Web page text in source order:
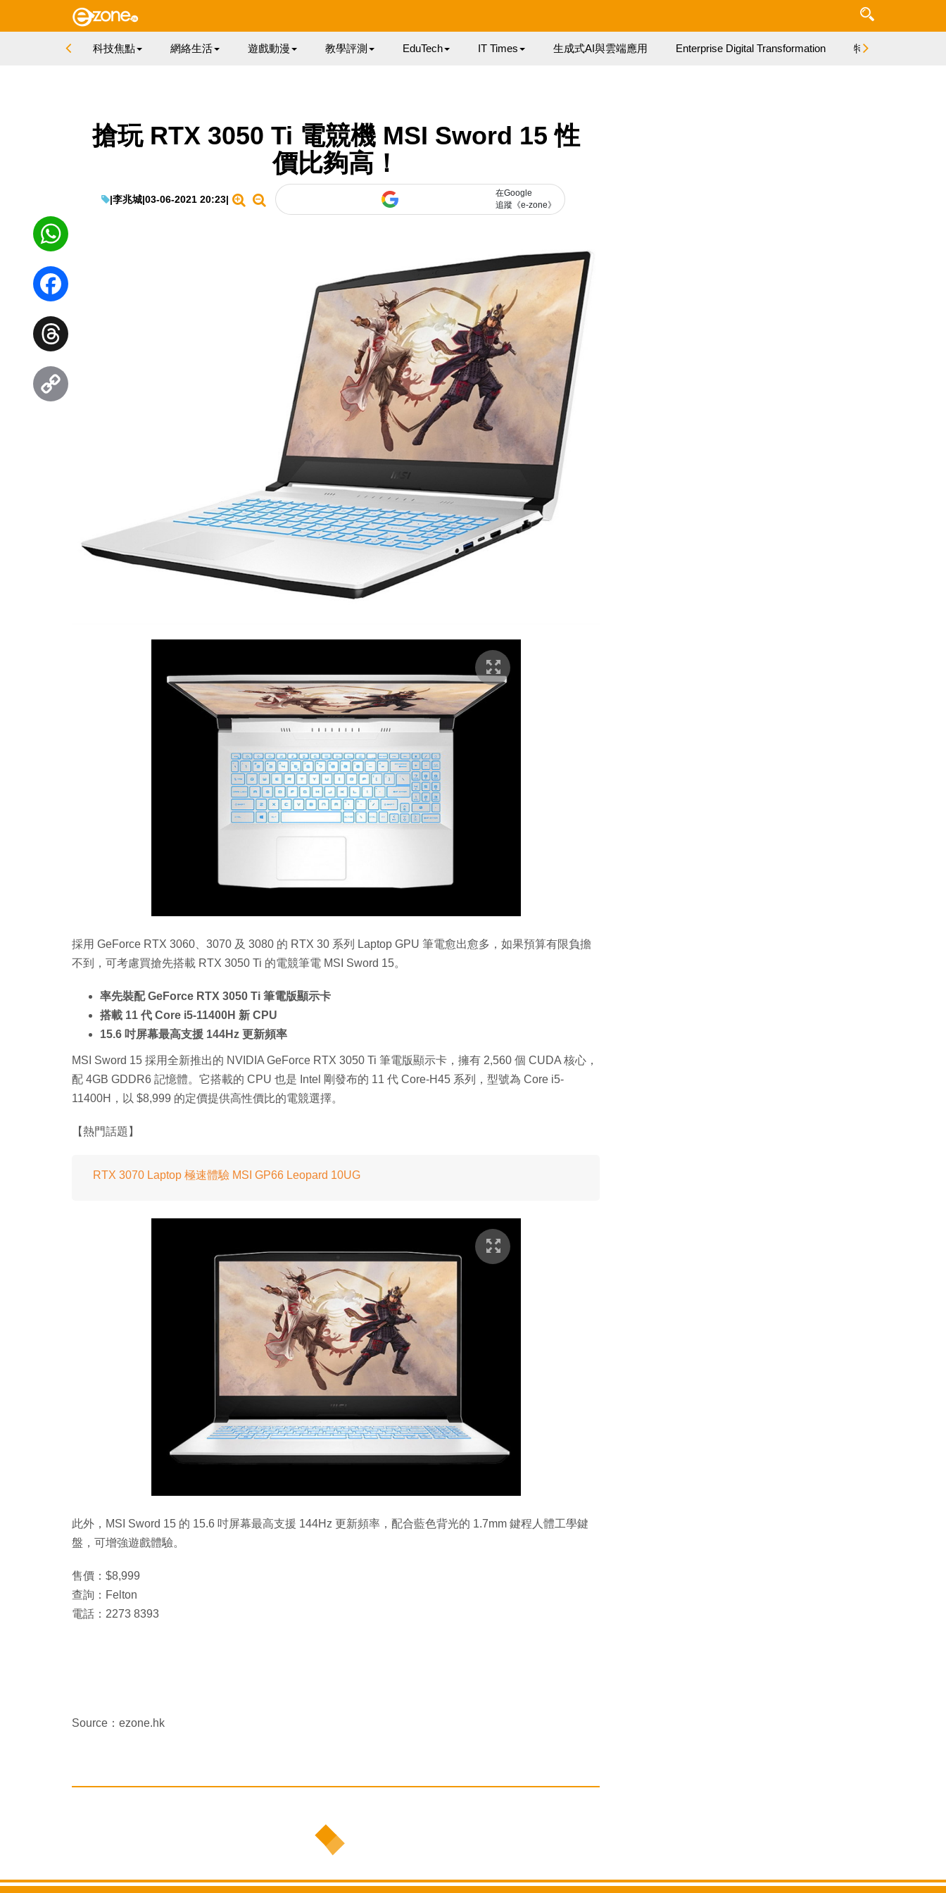
科技焦點 網絡生活 遊戲動漫 教學評測 EduTech IT Times 生成式AI與雲端應用 Enterprise Digital Transformation 特集
搶玩 RTX 3050 Ti 電競機 MSI Sword 15 性
價比夠高！
|李兆城|03-06-2021 20:23|
在Google
追蹤《e-zone》
採用 GeForce RTX 3060、3070 及 3080 的 RTX 30 系列 Laptop GPU 筆電愈出愈多，如果預算有限負擔
不到，可考慮買搶先搭載 RTX 3050 Ti 的電競筆電 MSI Sword 15。
率先裝配 GeForce RTX 3050 Ti 筆電版顯示卡
搭載 11 代 Core i5-11400H 新 CPU
15.6 吋屏幕最高支援 144Hz 更新頻率
MSI Sword 15 採用全新推出的 NVIDIA GeForce RTX 3050 Ti 筆電版顯示卡，擁有 2,560 個 CUDA 核心，
配 4GB GDDR6 記憶體。它搭載的 CPU 也是 Intel 剛發布的 11 代 Core-H45 系列，型號為 Core i5-
11400H，以 $8,999 的定價提供高性價比的電競選擇。
【熱門話題】
RTX 3070 Laptop 極速體驗 MSI GP66 Leopard 10UG
此外，MSI Sword 15 的 15.6 吋屏幕最高支援 144Hz 更新頻率，配合藍色背光的 1.7mm 鍵程人體工學鍵
盤，可增強遊戲體驗。
售價：$8,999
查詢：Felton
電話：2273 8393
Source：ezone.hk
WhatsApp
Facebook
Threads